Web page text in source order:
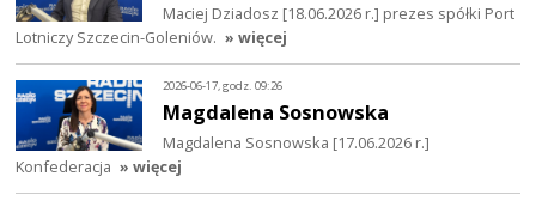
Maciej Dziadosz [18.06.2026 r.] prezes spółki Port
Lotniczy Szczecin-Goleniów. » więcej
2026-06-17, godz. 09:26
Magdalena Sosnowska
Magdalena Sosnowska [17.06.2026 r.]
Konfederacja » więcej